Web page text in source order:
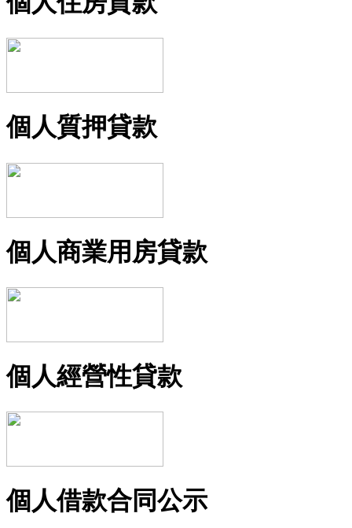
個人質押貸款
個人商業用房貸款
個人經營性貸款
個人借款合同公示